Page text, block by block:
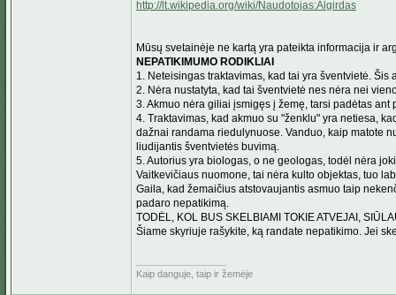
http://lt.wikipedia.org/wiki/Naudotojas:Algirdas
Mūsų svetainėje ne kartą yra pateikta informacija ir
NEPATIKIMUMO RODIKLIAI
1. Neteisingas traktavimas, kad tai yra šventvietė.
2. Nėra nustatyta, kad tai šventvietė nes nėra nei
3. Akmuo nėra giliai įsmigęs į žemę, tarsi padėtas
4. Traktavimas, kad akmuo su "ženklu" yra netiesa,
dažnai randama riedulynuose. Vanduo, kaip matote
liudijantis šventvietės buvimą.
5. Autorius yra biologas, o ne geologas, todėl nėra
Vaitkevičiaus nuomone, tai nėra kulto objektas, tuo
Gaila, kad žemaičius atstovaujantis asmuo taip
padaro nepatikimą.
TODĖL, KOL BUS SKELBIAMI TOKIE ATVEJAI,
Šiame skyriuje rašykite, ką randate nepatikimo. Jei
Kaip danguje, taip ir žemėje